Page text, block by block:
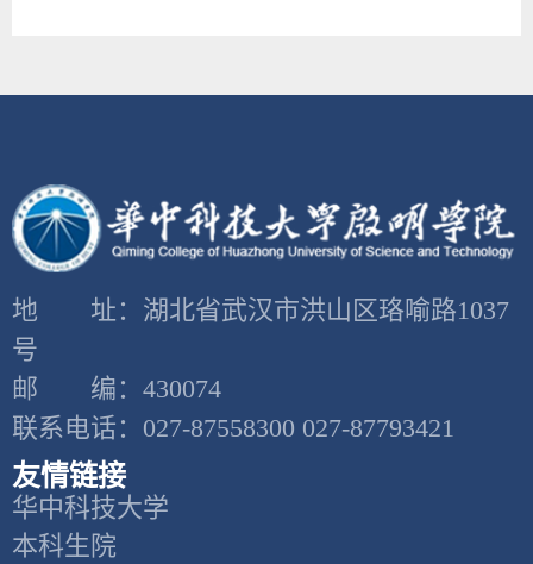
地 址：湖北省武汉市洪山区珞喻路1037
号
邮 编：430074
联系电话：027-87558300 027-87793421
友情链接
华中科技大学
本科生院